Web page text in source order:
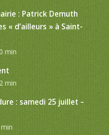
: Patrick Demuth
« d’ailleurs » à Saint-
min
min
: samedi 25 juillet –